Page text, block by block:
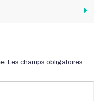
Les champs obligatoires